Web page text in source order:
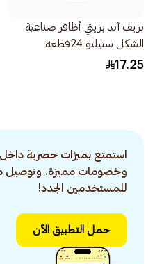
بريف آند بريتي أظافر صناعية
الشكل ستيلتو 24قطعة
17.25
استمتع بميزات حصرية
وخصومات مميزة. وتوصيل
للمستخدمين الجدد!
حمل التطبيق الآن